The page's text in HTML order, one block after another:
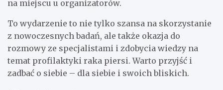
na miejscu u organizatorów.
To wydarzenie to nie tylko szansa na skorzystanie
z nowoczesnych badań, ale także okazja do
rozmowy ze specjalistami i zdobycia wiedzy na
temat profilaktyki raka piersi. Warto przyjść i
zadbać o siebie – dla siebie i swoich bliskich.